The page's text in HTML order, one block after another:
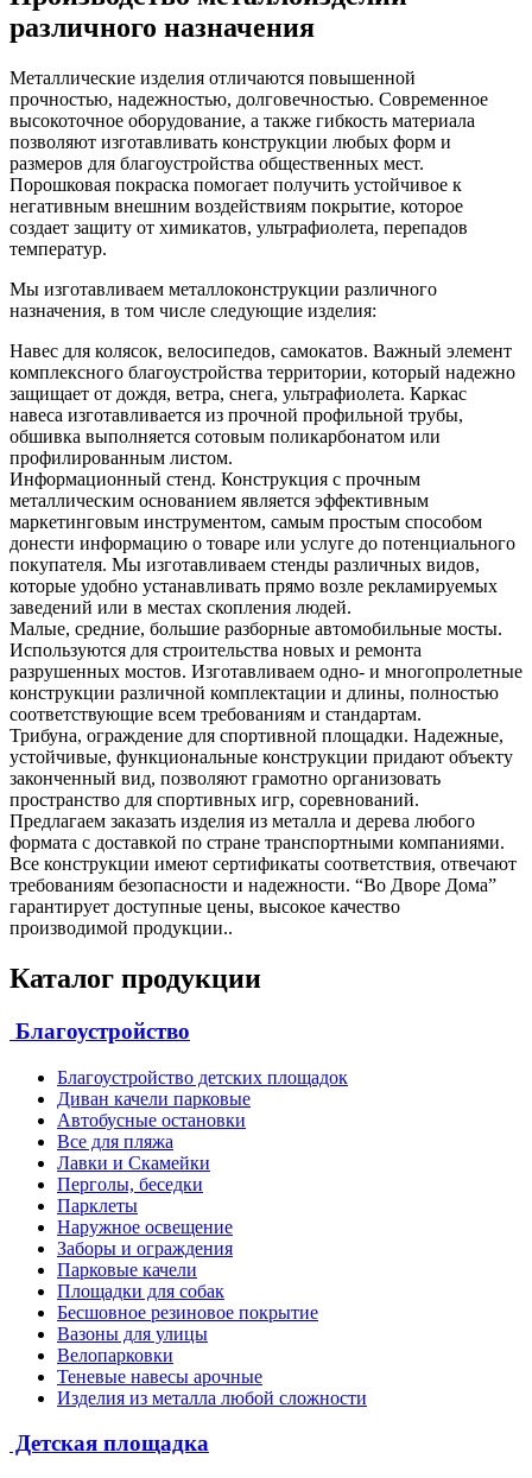
различного назначения
Металлические изделия отличаются повышенной
прочностью, надежностью, долговечностью. Современное
высокоточное оборудование, а также гибкость материала
позволяют изготавливать конструкции любых форм и
размеров для благоустройства общественных мест.
Порошковая покраска помогает получить устойчивое к
негативным внешним воздействиям покрытие, которое
создает защиту от химикатов, ультрафиолета, перепадов
температур.
Мы изготавливаем металлоконструкции различного
назначения, в том числе следующие изделия:
Навес для колясок, велосипедов, самокатов. Важный элемент
комплексного благоустройства территории, который надежно
защищает от дождя, ветра, снега, ультрафиолета. Каркас
навеса изготавливается из прочной профильной трубы,
обшивка выполняется сотовым поликарбонатом или
профилированным листом.
Информационный стенд. Конструкция с прочным
металлическим основанием является эффективным
маркетинговым инструментом, самым простым способом
донести информацию о товаре или услуге до потенциального
покупателя. Мы изготавливаем стенды различных видов,
которые удобно устанавливать прямо возле рекламируемых
заведений или в местах скопления людей.
Малые, средние, большие разборные автомобильные мосты.
Используются для строительства новых и ремонта
разрушенных мостов. Изготавливаем одно- и многопролетные
конструкции различной комплектации и длины, полностью
соответствующие всем требованиям и стандартам.
Трибуна, ограждение для спортивной площадки. Надежные,
устойчивые, функциональные конструкции придают объекту
законченный вид, позволяют грамотно организовать
пространство для спортивных игр, соревнований.
Предлагаем заказать изделия из металла и дерева любого
формата с доставкой по стране транспортными компаниями.
Все конструкции имеют сертификаты соответствия, отвечают
требованиям безопасности и надежности. “Во Дворе Дома”
гарантирует доступные цены, высокое качество
производимой продукции..
Каталог продукции
Благоустройство
Благоустройство детских площадок
Диван качели парковые
Автобусные остановки
Все для пляжа
Лавки и Скамейки
Перголы, беседки
Парклеты
Наружное освещение
Заборы и ограждения
Парковые качели
Площадки для собак
Бесшовное резиновое покрытие
Вазоны для улицы
Велопарковки
Теневые навесы арочные
Изделия из металла любой сложности
Детская площадка